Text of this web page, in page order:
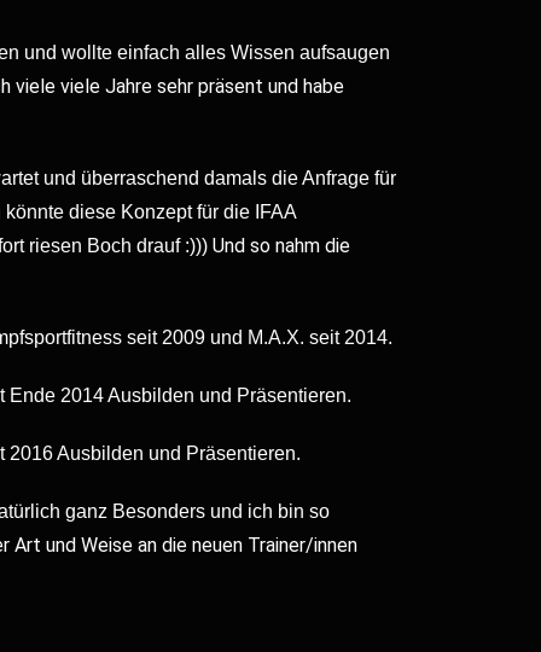
und wollte einfach alles Wissen aufsaugen
viele viele Jahre sehr präsent und habe
und überraschend damals die Anfrage für
diese Konzept für die IFAA
riesen Boch drauf :))) Und so nahm die
seit 2009 und M.A.X. seit 2014.
Ende 2014 Ausbilden und Präsentieren.
2016 Ausbilden und Präsentieren.
ganz Besonders und ich bin so
Art und Weise an die neuen Trainer/innen